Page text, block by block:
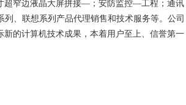
超窄边液晶大屏拼接—；安防监控—工程；通讯
、联想系列产品代理销售和技术服务等。公司
的计算机技术成果，本着用户至上、信誉第一